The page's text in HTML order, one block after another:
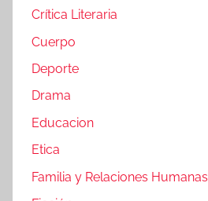
Crítica Literaria
Cuerpo
Deporte
Drama
Educacion
Etica
Familia y Relaciones Humanas